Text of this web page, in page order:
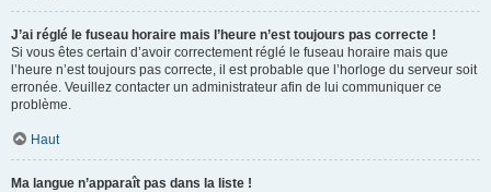
J’ai réglé le fuseau horaire mais l’heure n’est toujours pas correcte !
Si vous êtes certain d’avoir correctement réglé le fuseau horaire mais que
l’heure n’est toujours pas correcte, il est probable que l’horloge du serveur soit
erronée. Veuillez contacter un administrateur afin de lui communiquer ce
problème.
Haut
Ma langue n’apparaît pas dans la liste !